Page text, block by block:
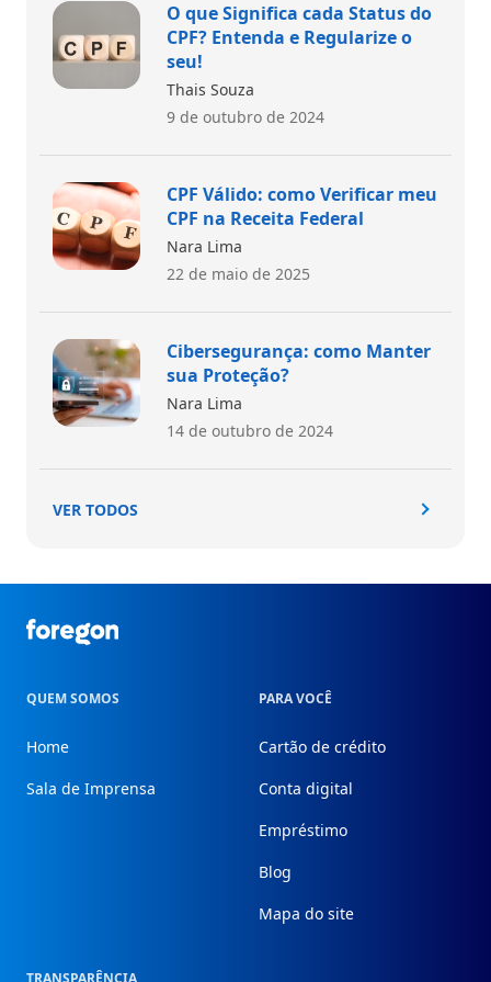
O que Significa cada Status do
CPF? Entenda e Regularize o
seu!
Thais Souza
9 de outubro de 2024
CPF Válido: como Verificar meu
CPF na Receita Federal
Nara Lima
22 de maio de 2025
Cibersegurança: como Manter
sua Proteção?
Nara Lima
14 de outubro de 2024
VER TODOS
Foregon.com
QUEM SOMOS
Home
Sala de Imprensa
PARA VOCÊ
Cartão de crédito
Conta digital
Empréstimo
Blog
Mapa do site